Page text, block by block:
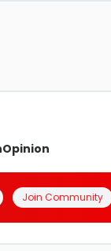
Opinion
Join Community